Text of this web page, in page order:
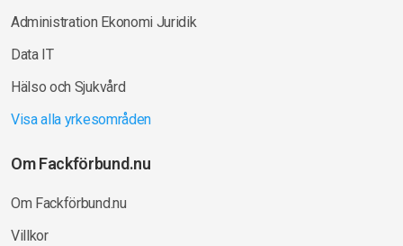
Administration Ekonomi Juridik
Data IT
Hälso och Sjukvård
Visa alla yrkesområden
Om Fackförbund.nu
Om Fackförbund.nu
Villkor